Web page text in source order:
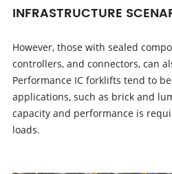
INFRASTRUCTURE
However, those with sealed
controllers, and connectors, can
Performance IC forklifts tend to
applications, such as brick and
capacity and performance is
loads.